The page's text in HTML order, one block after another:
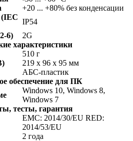
+20 ... +80% без конденсации
(IEC
IP54
6)
2G
характеристики
510 г
219 x 96 x 95 мм
АБС-пластик
обеспечение для ПК
Windows 10, Windows 8,
Windows 7
тесты, гарантия
EMC: 2014/30/EU RED:
2014/53/EU
2 года